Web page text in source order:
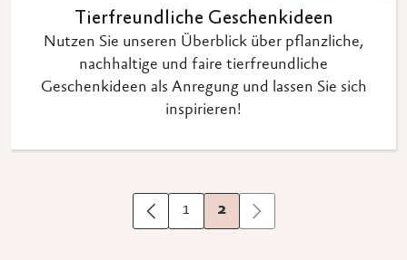
Tierfreundliche Geschenkideen
Nutzen Sie unseren Überblick über pflanzliche,
nachhaltige und faire tierfreundliche
Geschenkideen als Anregung und lassen Sie sich
inspirieren!
Vorherige
1 2
Nächste